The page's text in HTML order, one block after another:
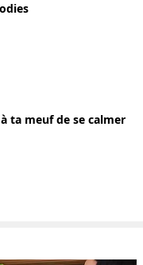
ta meuf de se calmer